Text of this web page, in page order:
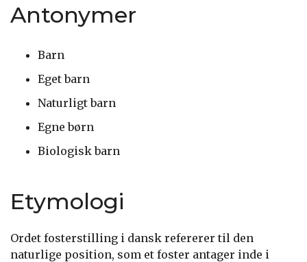
Antonymer
Barn
Eget barn
Naturligt barn
Egne børn
Biologisk barn
Etymologi
Ordet fosterstilling i dansk refererer til den
naturlige position, som et foster antager inde i